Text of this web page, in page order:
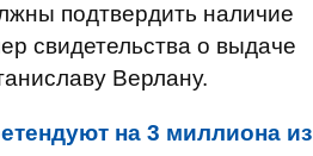
подтвердить наличие
свидетельства о выдаче
Верлану.
на 3 миллиона из